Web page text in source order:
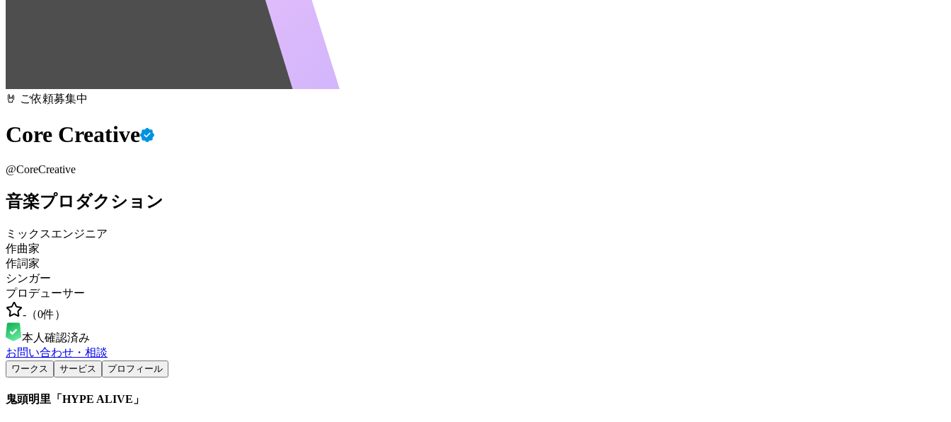
🤘 ご依頼募集中
Core Creative
@CoreCreative
音楽プロダクション
ミックスエンジニア
作曲家
作詞家
シンガー
プロデューサー
- （0件）
本人確認済み
お問い合わせ・相談
ワークス サービス プロフィール
鬼頭明里「HYPE ALIVE」